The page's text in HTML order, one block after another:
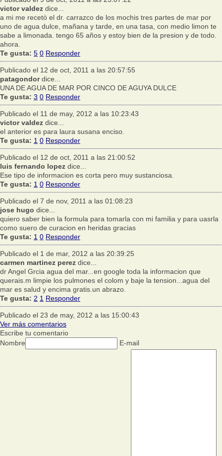
victor valdez dice...
a mi me recetò el dr. carrazco de los mochis tres partes de mar por
uno de agua dulce, mañana y tarde, en una tasa, con medio limon te
sabe a limonada. tengo 65 años y estoy bien de la presion y de todo.
ahora.
Te gusta: 5 0 Responder
Publicado el 12 de oct, 2011 a las 20:57:55
patagondordice...
UNA DE AGUA DE MAR POR CINCO DE AGUYA DULCE
Te gusta: 3 0 Responder
Publicado el 11 de may, 2012 a las 10:23:43
victor valdez dice...
el anterior es para laura susana enciso.
Te gusta: 1 0 Responder
Publicado el 12 de oct, 2011 a las 21:00:52
luis fernando lopez dice...
Ese tipo de informacion es corta pero muy sustanciosa.
Te gusta: 1 0 Responder
Publicado el 7 de nov, 2011 a las 01:08:23
jose hugo dice...
quiero saber bien la formula para tomarla con mi familia y para uasrla
como suero de curacion en heridas gracias
Te gusta: 1 0 Responder
Publicado el 1 de mar, 2012 a las 20:39:25
carmen martinez perez dice...
dr Angel Grcia agua del mar...en google toda la informacion que
querais.m limpie los pulmones el colom y baje la tension...agua del
mar es salud y encima gratis.un abrazo.
Te gusta: 2 1 Responder
Publicado el 23 de may, 2012 a las 15:00:43
Ver más comentarios
Escribe tu comentario
Nombre
E-mail